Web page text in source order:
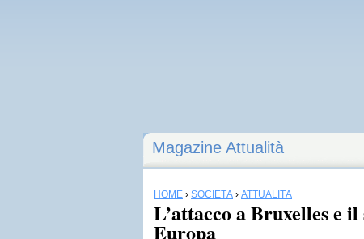
Magazine Attualità
HOME › SOCIETÀ › ATTUALITÀ
L’attacco a Bruxelles e
Europa